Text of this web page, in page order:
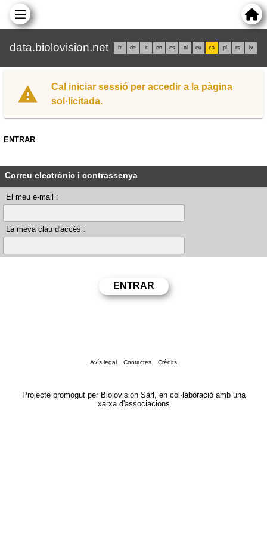
data.biolovision.net fr de it en es nl eu ca pl rs lv
Cal iniciar sessió per accedir a la pàgina
sol·licitada.
ENTRAR
Correu electrònic i contrassenya
El meu e-mail :
La meva clau d'accés :
Avís legal Contactes Crèdits
Projecte promogut per Biolovision Sàrl, en col·laboració amb una
xarxa d'associacions